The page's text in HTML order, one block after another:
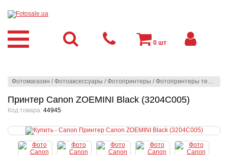
Фотомагазин /Фотоаксессуары /Фотопринтеры /Фотопринтеры термосублимационные
Принтер Canon ZOEMINI Black (3204C005)
Код товара: 44945
0 шт